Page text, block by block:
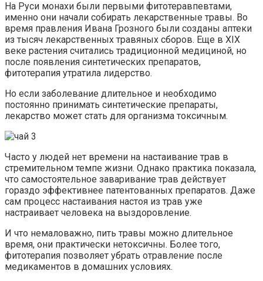
На Руси монахи были первыми фитотеравпевтами,
именно они начали собирать лекарственные травы. Во
время правления Ивана Грозного были созданы аптеки
из тысяч лекарственных травяных сборов. Еще в XIX
веке растения считались традиционной медициной, но
после появления синтетических препаратов,
фитотерапия утратила лидерство.
Но если заболевание длительное и необходимо
постоянно принимать синтетические препараты,
лекарство может стать для организма токсичным.
Часто у людей нет времени на настаивание трав в
стремительном темпе жизни. Однако практика показала,
что самостоятельное заваривание трав действует
гораздо эффективнее патентованных препаратов. Даже
сам процесс настаивания настоя из трав уже
настраивает человека на выздоровление.
И что немаловажно, пить травы можно длительное
время, они практически нетоксичны. Более того,
фитотерапия позволяет убрать отравление после
медикаментов в домашних условиях.